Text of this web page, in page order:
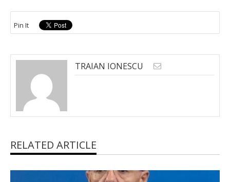
Pin It
TRAIAN IONESCU
RELATED ARTICLE